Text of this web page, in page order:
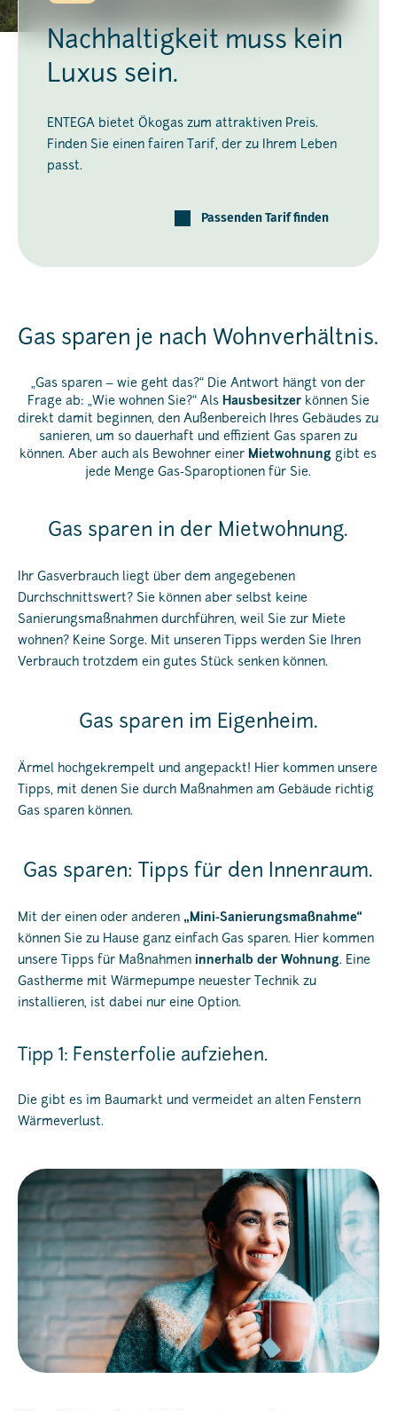
Nachhaltigkeit muss kein
Luxus sein.
ENTEGA bietet Ökogas zum attraktiven Preis.
Finden Sie einen fairen Tarif, der zu Ihrem Leben
passt.
Passenden Tarif finden
Gas sparen je nach Wohnverhältnis.
„Gas sparen – wie geht das?“ Die Antwort hängt von der
Frage ab: „Wie wohnen Sie?“ Als Hausbesitzerkönnen Sie
direkt damit beginnen, den Außenbereich Ihres Gebäudes zu
sanieren, um so dauerhaft und effizient Gas sparen zu
können. Aber auch als Bewohner einer Mietwohnung gibt es
jede Menge Gas-Sparoptionen für Sie.
Gas sparen in der Mietwohnung.
Ihr Gasverbrauch liegt über dem angegebenen
Durchschnittswert? Sie können aber selbst keine
Sanierungsmaßnahmen durchführen, weil Sie zur Miete
wohnen? Keine Sorge. Mit unseren Tipps werden Sie Ihren
Verbrauch trotzdem ein gutes Stück senken können.
Gas sparen im Eigenheim.
Ärmel hochgekrempelt und angepackt! Hier kommen unsere
Tipps, mit denen Sie durch Maßnahmen am Gebäude richtig
Gas sparen können.
Gas sparen: Tipps für den Innenraum.
Mit der einen oder anderen „Mini-Sanierungsmaßnahme“
können Sie zu Hause ganz einfach Gas sparen. Hier kommen
unsere Tipps für Maßnahmen innerhalb der Wohnung. Eine
Gastherme mit Wärmepumpe neuester Technik zu
installieren, ist dabei nur eine Option.
Tipp 1: Fensterfolie aufziehen.
Die gibt es im Baumarkt und vermeidet an alten Fenstern
Wärmeverlust.